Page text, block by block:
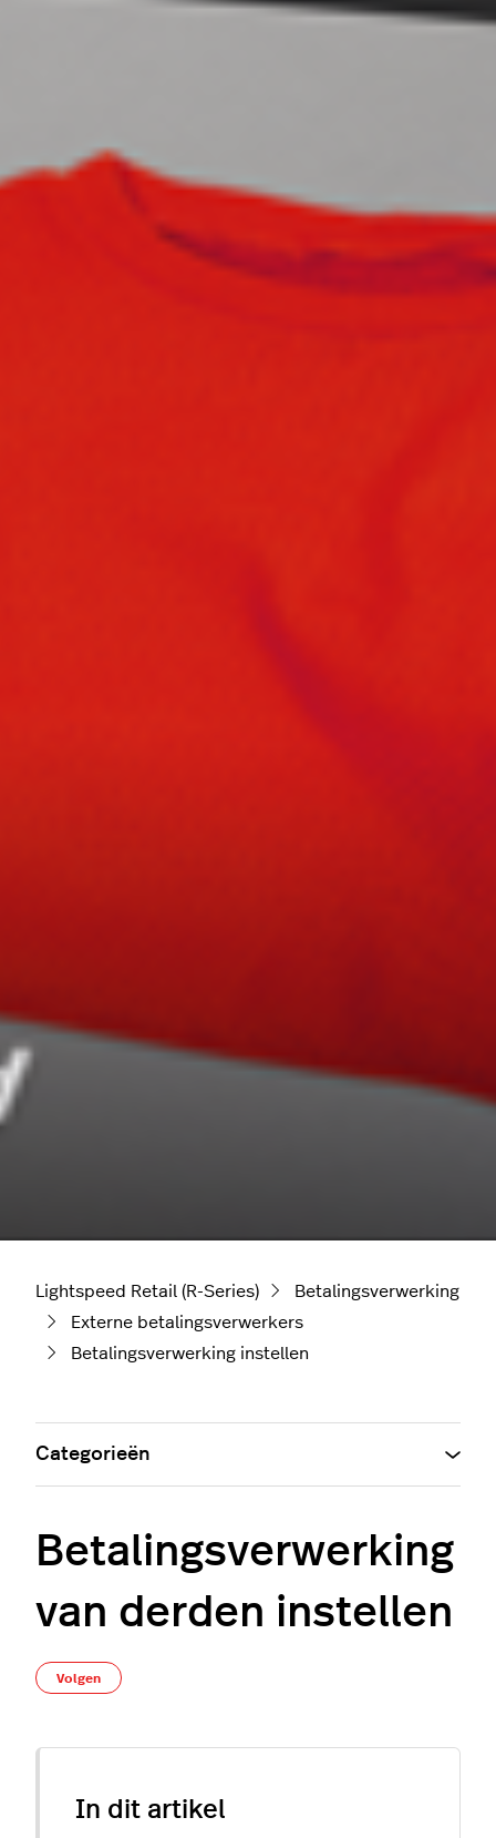
Lightspeed Retail (R-Series)
Betalingsverwerking
Externe betalingsverwerkers
Betalingsverwerking instellen
Betalingsverwerking
van derden instellen
Volgen
In dit artikel
Categorieën